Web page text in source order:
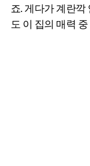
죠. 게다가 계란깍
도 이 집의 매력